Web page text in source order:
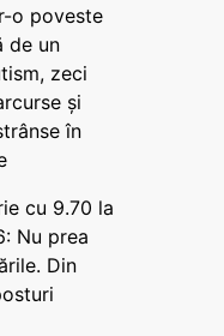
o poveste
de un
zeci
și
în
cu 9.70 la
Nu prea
Din